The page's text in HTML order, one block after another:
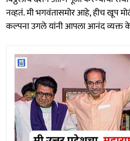
नव्हतं. मी भगवंतासमोर आहे, हीच खूप
कल्पना उगले यांनी आपला आनंद व्यक्त